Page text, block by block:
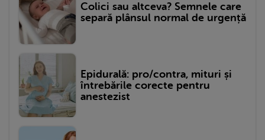
Colici sau altceva? Semnele care
separă plânsul normal de urgență
Epidurală: pro/contra, mituri și
întrebările corecte pentru
anestezist